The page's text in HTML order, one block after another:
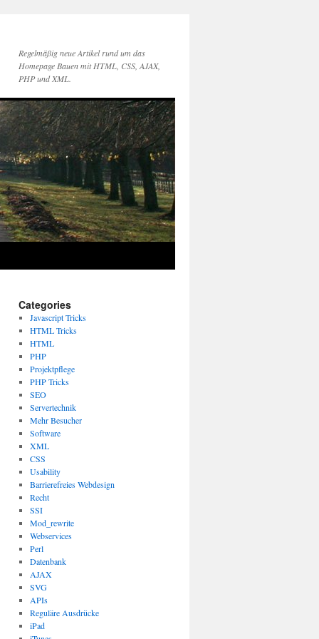
Regelmäßig neue Artikel rund um das
Homepage Bauen mit HTML, CSS, AJAX,
PHP und XML.
Categories
Javascript Tricks
HTML Tricks
HTML
PHP
Projektpflege
PHP Tricks
SEO
Servertechnik
Mehr Besucher
Software
XML
CSS
Usability
Barrierefreies Webdesign
Recht
SSI
Mod_rewrite
Webservices
Perl
Datenbank
AJAX
SVG
APIs
Reguläre Ausdrücke
iPad